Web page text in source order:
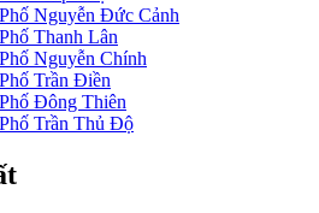
Nguyễn Đức Cảnh
Thanh Lân
Nguyễn Chính
Trần Điền
Đông Thiên
Trần Thủ Độ